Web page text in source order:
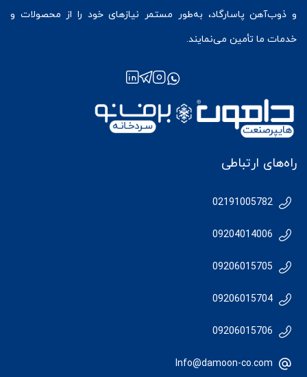
و ذوب‌آهن پاسارگاد، به‌طور مستمر نیازهای خود را از محصولات و
خدمات ما تأمین می‌نمایند.
راه‌های ارتباطی
02191005782
09204014006
09206015705
09206015704
09206015706
Info@damoon-co.com